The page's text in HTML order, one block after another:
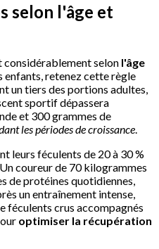
selon l'âge et
considérablement selon l'âge
enfants, retenez cette règle
un tiers des portions adultes,
sportif dépassera
et 300 grammes de
les périodes de croissance.
leurs féculents de 20 à 30 %
coureur de 70 kilogrammes
de protéines quotidiennes,
un entraînement intense,
féculents crus accompagnés
optimiser la récupération